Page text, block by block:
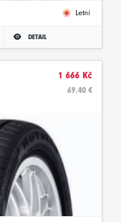
Letní
DETAIL
1 666 Kč
69.40 €